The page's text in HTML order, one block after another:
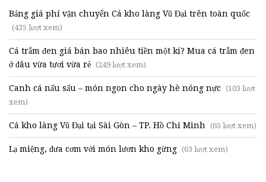
Bảng giá phí vận chuyển Cá kho làng Vũ Đại trên toàn quốc
(435 lượt xem)
Cá trắm đen giá bán bao nhiêu tiền một kí? Mua cá trắm đen
ở đâu vừa tươi vừa rẻ (249 lượt xem)
Canh cá nấu sấu – món ngon cho ngày hè nóng nực (103 lượt
xem)
Cá kho làng Vũ Đại tại Sài Gòn – TP. Hồ Chí Minh (65 lượt xem)
Lạ miệng, đưa cơm với món lươn kho gừng (63 lượt xem)